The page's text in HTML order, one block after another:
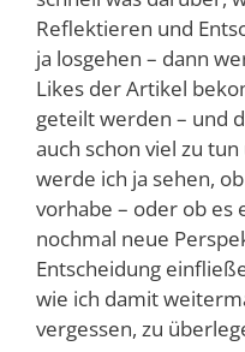
Reflektieren und
ja losgehen – dann
Likes der Artikel
geteilt werden – und
auch schon viel zu
werde ich ja sehen,
vorhabe – oder ob es
nochmal neue
Entscheidung
wie ich damit
vergessen, zu